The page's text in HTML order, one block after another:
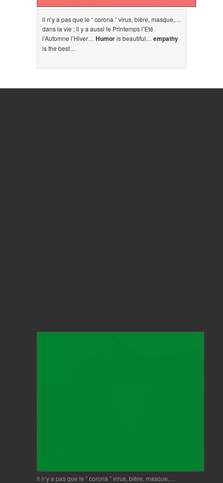
il n’y a pas que le “ corona ” virus, bière, masque,…
dans la vie ; il y a aussi le Printemps l’Eté
l’Automne l’Hiver… Humoris beautiful… empathy
is the best…
il n’y a pas que le “ corona ” virus, bière, masque,…